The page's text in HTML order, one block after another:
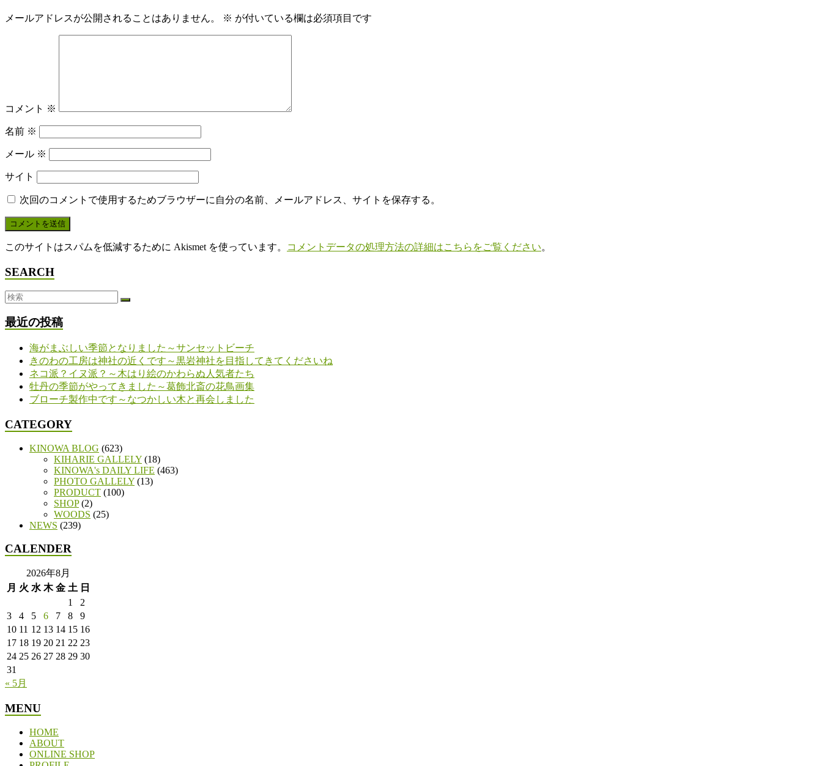
メールアドレスが公開されることはありません。 ※ が付いている欄は必須項目です
コメント ※
名前 ※
メール ※
サイト
次回のコメントで使用するためブラウザーに自分の名前、メールアドレス、サイトを保存する。
このサイトはスパムを低減するために Akismet を使っています。 コメントデータの処理方法の詳細はこちらをご覧ください。
SEARCH
最近の投稿
海がまぶしい季節となりました～サンセットビーチ
きのわの工房は神社の近くです～黒岩神社を目指してきてくださいね
ネコ派？イヌ派？～木はり絵のかわらぬ人気者たち
牡丹の季節がやってきました～葛飾北斎の花鳥画集
ブローチ製作中です～なつかしい木と再会しました
CATEGORY
KINOWA BLOG (623)
KIHARIE GALLELY (18)
KINOWA's DAILY LIFE (463)
PHOTO GALLELY (13)
PRODUCT (100)
SHOP(2)
WOODS (25)
NEWS (239)
CALENDER
2026年8月
月 火 水 木 金 土 日
1
2
3
4 5 6 7 8
9
10 11 12 13 14 15 16
17 18 19 20 21 22 23
24 25 26 27 28 29 30
31
« 5月
MENU
HOME
ABOUT
ONLINE SHOP